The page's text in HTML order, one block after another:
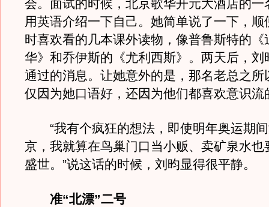
会。面试的时候，北京歌华开元大酒店的一
用英语介绍一下自己。她简单说了一下，顺
时喜欢看的几本课外读物，像普鲁斯特的《
华》和乔伊斯的《尤利西斯》。两天后，刘
通过的消息。让她意外的是，那名老总之所
仅因为她口语好，还因为他们都喜欢意识流
“我有个疯狂的想法，即使明年奥运期间
京，我就算在鸟巢门口当小贩、卖矿泉水也
盛世。”说这话的时候，刘昀显得很平静。
准“北漂”二号